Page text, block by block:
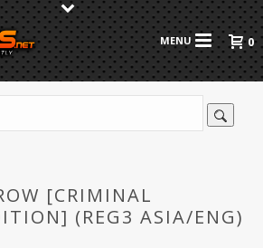
0
[CRIMINAL
(REG3 ASIA/ENG)